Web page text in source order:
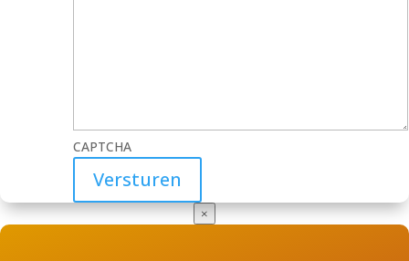
CAPTCHA
×